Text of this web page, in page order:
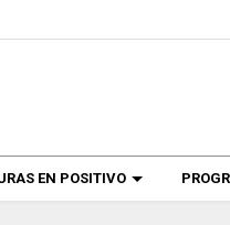
EN POSITIVO